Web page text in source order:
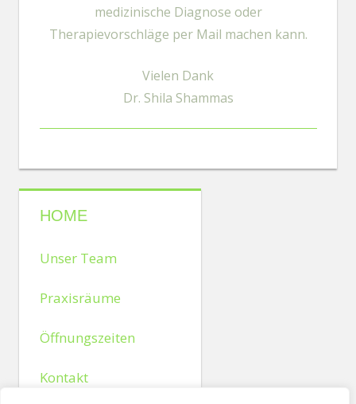
medizinische Diagnose oder
Therapievorschläge per Mail machen kann.
Vielen Dank
Dr. Shila Shammas
HOME
Unser Team
Praxisräume
Öffnungszeiten
Kontakt